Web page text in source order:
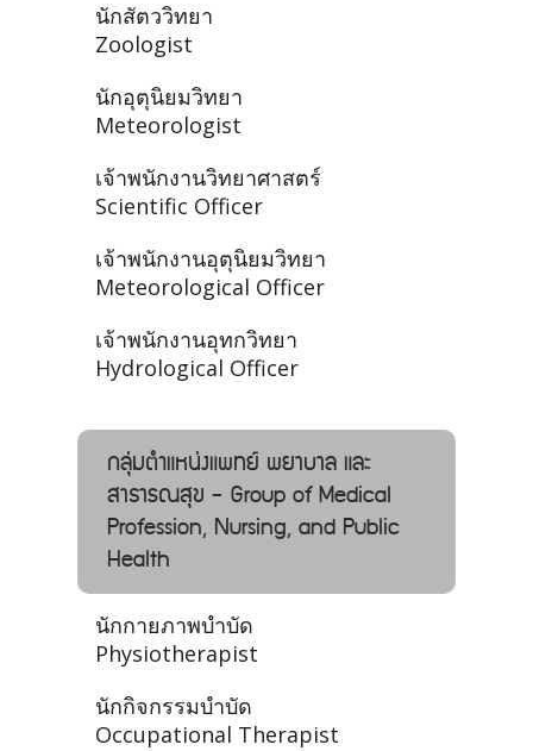
นักสัตววิทยา
Zoologist
นักอุตุนิยมวิทยา
Meteorologist
เจ้าพนักงานวิทยาศาสตร์
Scientific Officer
เจ้าพนักงานอุตุนิยมวิทยา
Meteorological Officer
เจ้าพนักงานอุทกวิทยา
Hydrological Officer
กลุ่มตำแหน่งแพทย์ พยาบาล และ
สาธารณสุข - Group of Medical
Profession, Nursing, and Public
Health
นักกายภาพบำบัด
Physiotherapist
นักกิจกรรมบำบัด
Occupational Therapist